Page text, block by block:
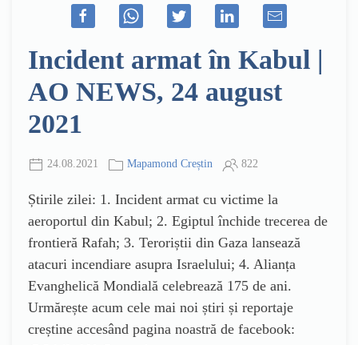
Incident armat în Kabul |
AO NEWS, 24 august
2021
24.08.2021 Mapamond Creștin 822
Știrile zilei: 1. Incident armat cu victime la
aeroportul din Kabul; 2. Egiptul închide trecerea de
frontieră Rafah; 3. Teroriștii din Gaza lansează
atacuri incendiare asupra Israelului; 4. Alianța
Evanghelică Mondială celebrează 175 de ani.
Urmărește acum cele mai noi știri și reportaje
creștine accesând pagina noastră de facebook: